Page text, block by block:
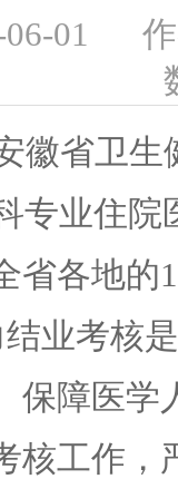
01
省卫生
专业住
省各地的
业考核是
保障医
核工作，